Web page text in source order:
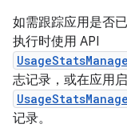
如需跟踪应用是否
执行时使用 API
志记录，或在应用
记录。